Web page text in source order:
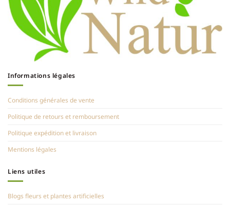
Informations légales
Conditions générales de vente
Politique de retours et remboursement
Politique expédition et livraison
Mentions légales
Liens utiles
Blogs fleurs et plantes artificielles